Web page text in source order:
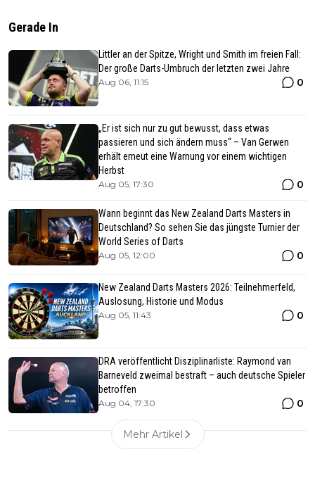
Gerade In
Littler an der Spitze, Wright und Smith im freien Fall:
Der große Darts-Umbruch der letzten zwei Jahre
Aug 06, 11:15 0
„Er ist sich nur zu gut bewusst, dass etwas
passieren und sich ändern muss“ – Van Gerwen
erhält erneut eine Warnung vor einem wichtigen
Herbst
Aug 05, 17:30 0
Wann beginnt das New Zealand Darts Masters in
Deutschland? So sehen Sie das jüngste Turnier der
World Series of Darts
Aug 05, 12:00 0
New Zealand Darts Masters 2026: Teilnehmerfeld,
Auslosung, Historie und Modus
Aug 05, 11:43 0
DRA veröffentlicht Disziplinarliste: Raymond van
Barneveld zweimal bestraft – auch deutsche Spieler
betroffen
Aug 04, 17:30 0
Mehr Artikel